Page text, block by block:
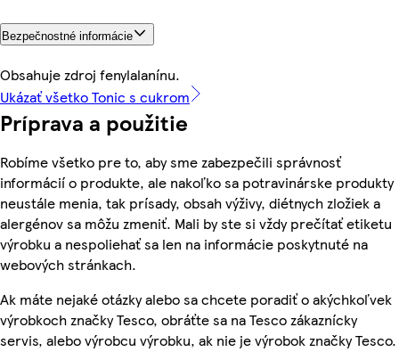
Bezpečnostné informácie
Obsahuje zdroj fenylalanínu.
Ukázať všetko Tonic s cukrom
Príprava a použitie
Robíme všetko pre to, aby sme zabezpečili správnosť
informácií o produkte, ale nakoľko sa potravinárske produkty
neustále menia, tak prísady, obsah výživy, diétnych zložiek a
alergénov sa môžu zmeniť. Mali by ste si vždy prečítať etiketu
výrobku a nespoliehať sa len na informácie poskytnuté na
webových stránkach.
Ak máte nejaké otázky alebo sa chcete poradiť o akýchkoľvek
výrobkoch značky Tesco, obráťte sa na Tesco zákaznícky
servis, alebo výrobcu výrobku, ak nie je výrobok značky Tesco.